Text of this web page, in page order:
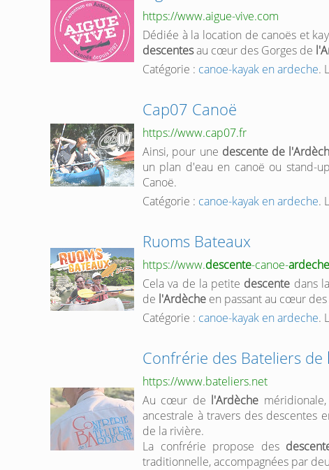
https://www.aigue-vive.com
Dédiée à la location de canoës et
descentesau cœur des Gorges de
Catégorie : canoe-kayak en ardeche.
Cap07 Canoë
https://www.cap07.fr
Ainsi, pour une descente de
un plan d'eau en canoë ou stand-
Canoë.
Catégorie : canoe-kayak en ardeche.
Ruoms Bateaux
https://www.descente-canoe-ardeche
Cela va de la petite descente dans
de l'Ardèche en passant au cœur des
Catégorie : canoe-kayak en ardeche.
Confrérie des Bateliers de
https://www.bateliers.net
Au cœur de l'Ardèche
ancestrale à travers des descentes
de la rivière.
La confrérie propose des
traditionnelle, accompagnées par